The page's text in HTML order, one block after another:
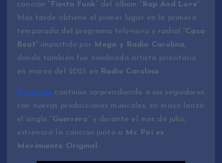
canción“Fiesta Funk” del álbum “Rap And Love”.
Más tarde obtiene el primer lugar en la primera
temporada del programa televisivo y radial“Casa
Beat” impartido por Mega y Radio Carolina,
donde también fue nombrado artista prioritario
en marzo del 2023 en Radio Carolina.
Droesone continúa sorprendiendo a sus seguidores
con nuevas producciones musicales, en mayo lanzó
el single “Guerrero”y durante el mes de julio,
estrenará la canción junto a
Mc Piri ex
Movimiento Original.